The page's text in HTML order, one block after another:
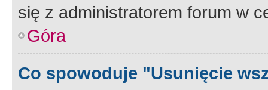
się z administratorem forum w
Góra
Co spowoduje "Usunięcie